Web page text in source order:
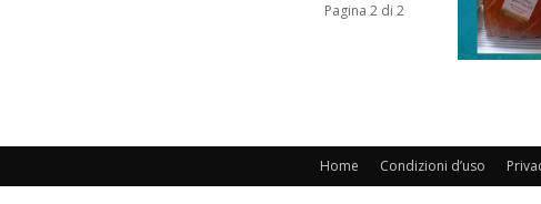
Pagina 2 di 2
Home Condizioni d’uso